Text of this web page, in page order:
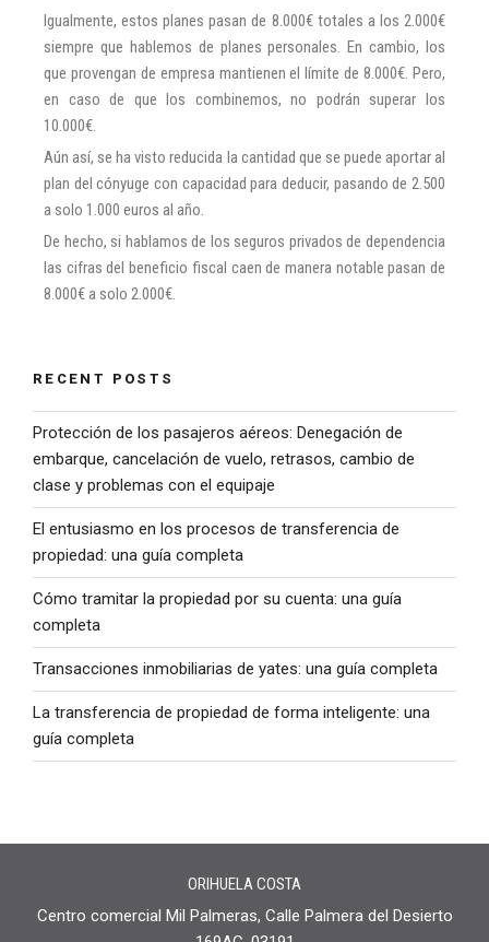
Igualmente, estos planes pasan de 8.000€ totales a los 2.000€
siempre que hablemos de planes personales. En cambio, los
que provengan de empresa mantienen el límite de 8.000€. Pero,
en caso de que los combinemos, no podrán superar los
10.000€.
Aún así, se ha visto reducida la cantidad que se puede aportar al
plan del cónyuge con capacidad para deducir, pasando de 2.500
a solo 1.000 euros al año.
De hecho, si hablamos de los seguros privados de dependencia
las cifras del beneficio fiscal caen de manera notable pasan de
8.000€ a solo 2.000€.
RECENT POSTS
Protección de los pasajeros aéreos: Denegación de
embarque, cancelación de vuelo, retrasos, cambio de
clase y problemas con el equipaje
El entusiasmo en los procesos de transferencia de
propiedad: una guía completa
Cómo tramitar la propiedad por su cuenta: una guía
completa
Transacciones inmobiliarias de yates: una guía completa
La transferencia de propiedad de forma inteligente: una
guía completa
ORIHUELA COSTA
Centro comercial Mil Palmeras, Calle Palmera del Desierto